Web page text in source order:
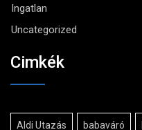
Ingatlan
Uncategorized
Cimkék
Aldi Utazás babaváró